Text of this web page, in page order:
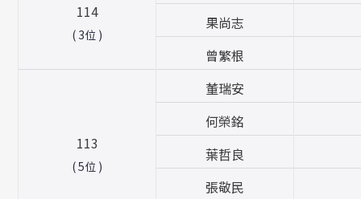
114
( 3位 )
果尚志
曾繁根
113
( 5位 )
董瑞安
何榮銘
葉哲良
張敬民